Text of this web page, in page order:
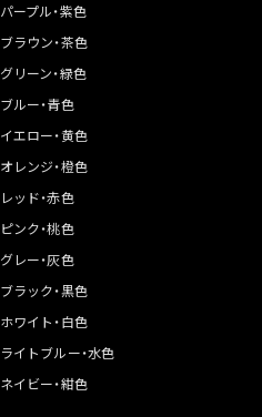
パープル・紫色
ブラウン・茶色
グリーン・緑色
ブルー・青色
イエロー・黄色
オレンジ・橙色
レッド・赤色
ピンク・桃色
グレー・灰色
ブラック・黒色
ホワイト・白色
ライトブルー・水色
ネイビー・紺色